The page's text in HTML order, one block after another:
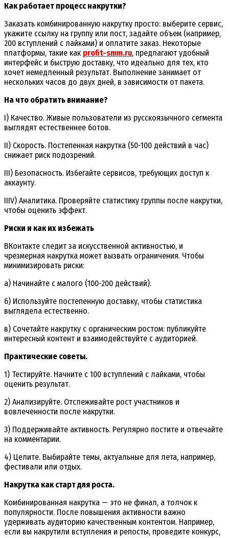
Как работает процесс накрутки?
Заказать комбинированную накрутку просто: выберите сервис,
укажите ссылку на группу или пост, задайте объем (например,
200 вступлений с лайками) и оплатите заказ. Некоторые
платформы, такие как profit-smm.ru, предлагают удобный
интерфейс и быструю доставку, что идеально для тех, кто
хочет немедленный результат. Выполнение занимает от
нескольких часов до двух дней, в зависимости от пакета.
На что обратить внимание?
I) Качество. Живые пользователи из русскоязычного сегмента
выглядят естественнее ботов.
II) Скорость. Постепенная накрутка (50-100 действий в час)
снижает риск подозрений.
III) Безопасность. Избегайте сервисов, требующих доступ к
аккаунту.
IIIV) Аналитика. Проверяйте статистику группы после накрутки,
чтобы оценить эффект.
Риски и как их избежать
ВКонтакте следит за искусственной активностью, и
чрезмерная накрутка может вызвать ограничения. Чтобы
минимизировать риски:
а) Начинайте с малого (100-200 действий).
б) Используйте постепенную доставку, чтобы статистика
выглядела естественно.
в) Сочетайте накрутку с органическим ростом: публикуйте
интересный контент и взаимодействуйте с аудиторией.
Практические советы.
1) Тестируйте. Начните с 100 вступлений с лайками, чтобы
оценить результат.
2) Анализируйте. Отслеживайте рост участников и
вовлеченности после накрутки.
3) Поддерживайте активность. Регулярно постите и отвечайте
на комментарии.
4) Целите. Выбирайте темы, актуальные для лета, например,
фестивали или отдых.
Накрутка как старт для роста.
Комбинированная накрутка — это не финал, а толчок к
популярности. После повышения активности важно
удерживать аудиторию качественным контентом. Например,
если вы накрутили вступления и репосты, проведите конкурс,